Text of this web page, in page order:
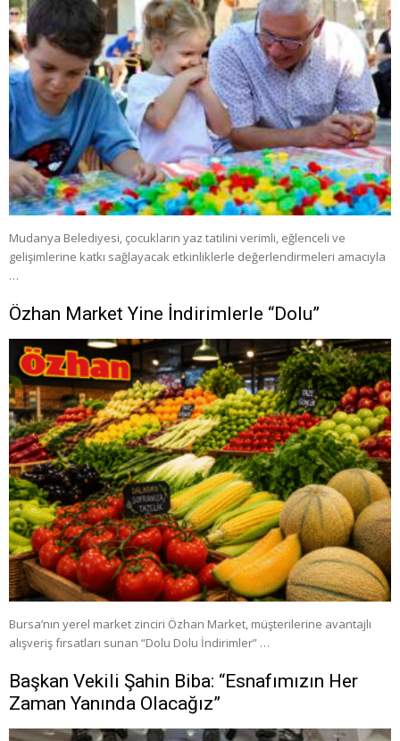
Mudanya Belediyesi, çocukların yaz tatilini verimli, eğlenceli ve
gelişimlerine katkı sağlayacak etkinliklerle değerlendirmeleri amacıyla
…
Özhan Market Yine İndirimlerle “Dolu”
Bursa’nın yerel market zinciri Özhan Market, müşterilerine avantajlı
alışveriş fırsatları sunan “Dolu Dolu İndirimler” …
Başkan Vekili Şahin Biba: “Esnafımızın Her
Zaman Yanında Olacağız”